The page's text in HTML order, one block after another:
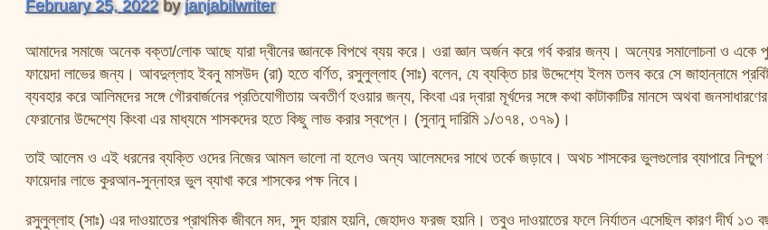
February 25, 2022 byjanjabilwriter
আমাদের সমাজে অনেক বক্তা/লোক আছে যারা দ্বীনের জ্ঞানকে বিপথে ব্যয় করে। ওরা জ্ঞান অর্জন করে গর্ব করার জন্য। অন্যের সমালোচনা ও একে
ফায়েদা লাভের জন্য। আবদুল্লাহ ইবনু মাসউদ (রা) হতে বর্ণিত, রসুলুল্লাহ (সাঃ) বলেন, যে ব্যক্তি চার উদ্দেশ্যে ইলম তলব করে সে জাহান্নামে
ব্যবহার করে আলিমদের সঙ্গে গৌরবার্জনের প্রতিযোগীতায় অবতীর্ণ হওয়ার জন্য, কিংবা এর দ্বারা মূর্খদের সঙ্গে কথা কাটাকাটির মানসে অথবা জনসাধারণের
ফেরানোর উদ্দেশ্যে কিংবা এর মাধ্যমে শাসকদের হতে কিছু লাভ করার স্বপ্নে। (সুনানু দারিমি ১/৩৭৪, ৩৭৯)।
তাই আলেম ও এই ধরনের ব্যক্তি ওদের নিজের আমল ভালো না হলেও অন্য আলেমদের সাথে তর্কে জড়াবে। অথচ শাসকের ভুলগুলোর ব্যাপারে নিশ্চুপ
ফায়েদার লাভে কুরআন-সুন্নাহর ভুল ব্যাখা করে শাসকের পক্ষ নিবে।
রসুলুল্লাহ (সাঃ) এর দাওয়াতের প্রাথমিক জীবনে মদ, সুদ হারাম হয়নি, জেহাদও ফরজ হয়নি। তবুও দাওয়াতের ফলে নির্যাতন এসেছিল কারণ দীর্ঘ ১৩